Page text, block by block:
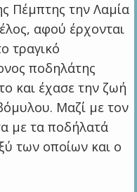
Πέμπτης την Λαμία
αφού έρχονται
τραγικό
ποδηλάτης
και έχασε την ζωή
Μαζί με τον
με τα ποδήλατά
των οποίων και ο